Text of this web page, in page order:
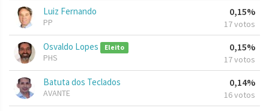
Luiz Fernando
PP
0,15%
17 votos
Osvaldo Lopes Eleito
PHS
0,15%
17 votos
Batuta dos Teclados
AVANTE
0,14%
16 votos